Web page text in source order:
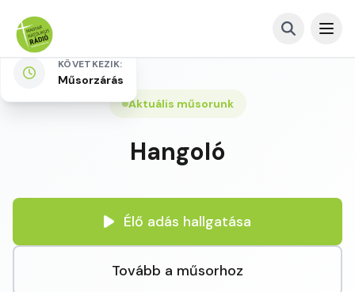
Aktuális műsorunk
Hangoló
Élő adás hallgatása
Tovább a műsorhoz
KÖVETKEZIK:
Műsorzárás